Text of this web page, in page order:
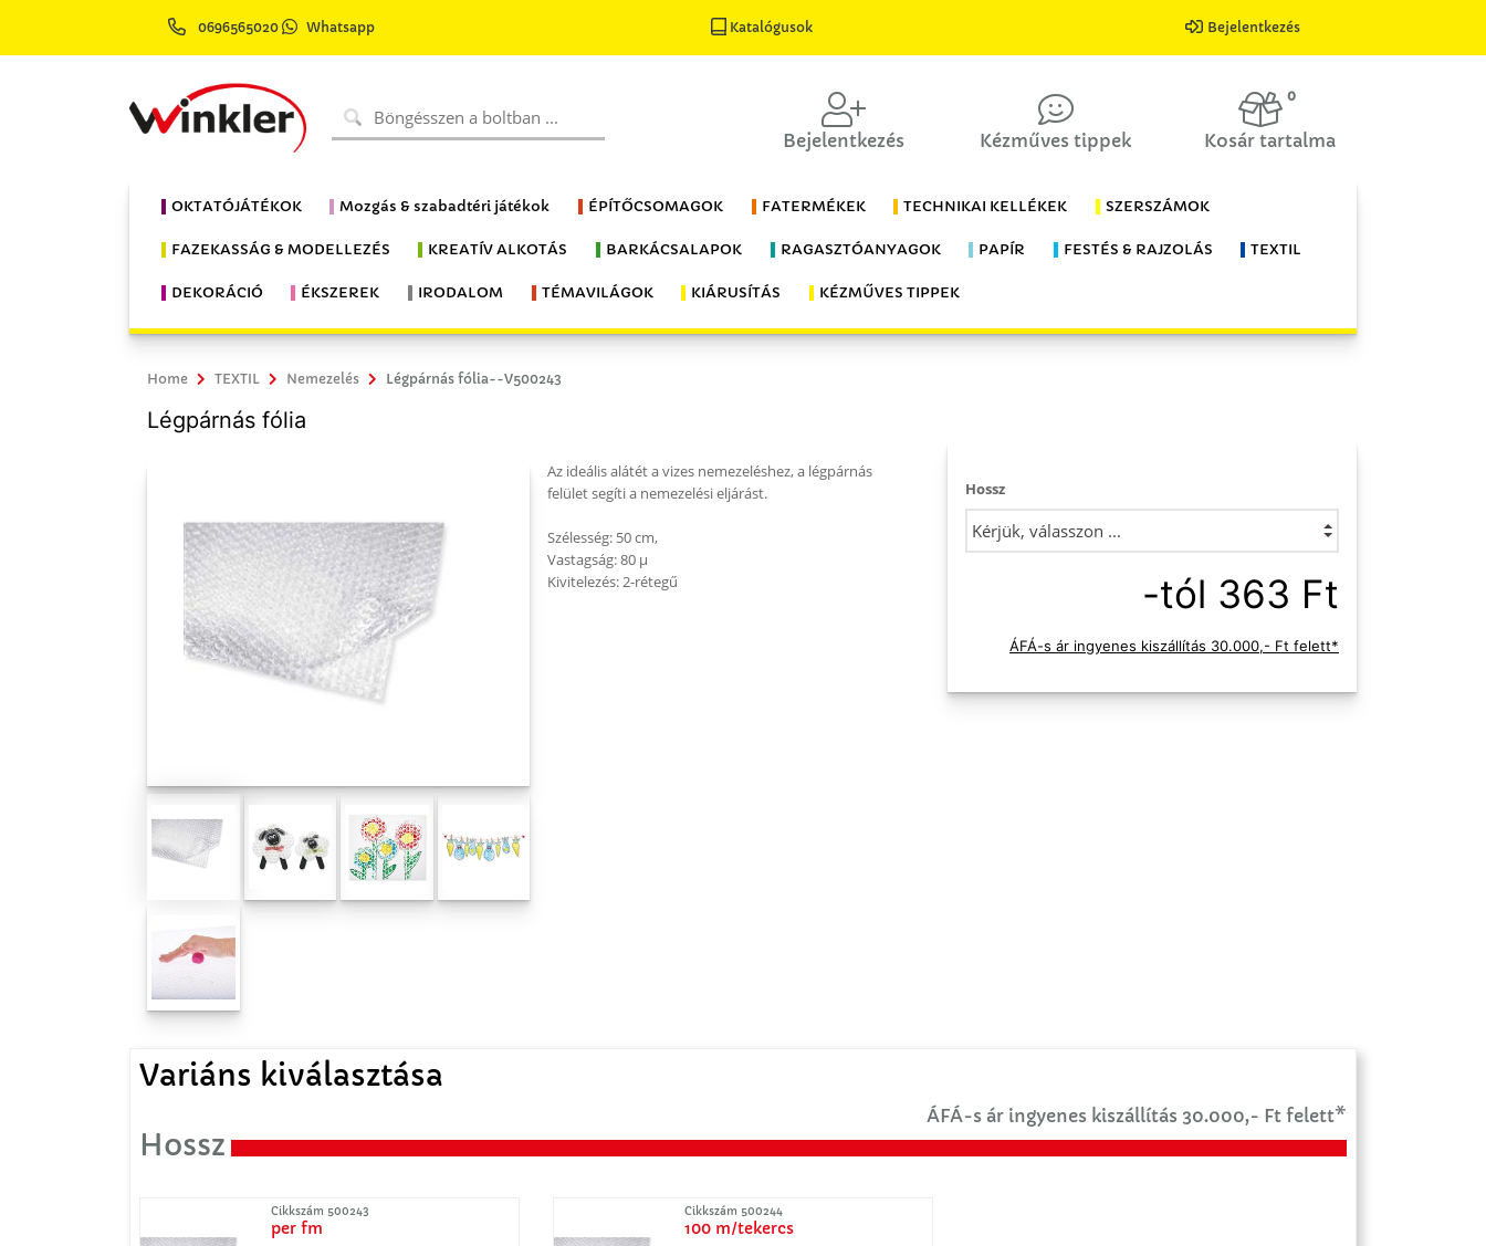
0696565020 Whatsapp Katalógusok Bejelentkezés
Bejelentkezés Kézműves tippek
0
Kosár tartalma
OKTATÓJÁTÉKOK Mozgás & szabadtéri játékok ÉPÍTŐCSOMAGOK FATERMÉKEK TECHNIKAI KELLÉKEK SZERSZÁMOK
FAZEKASSÁG & MODELLEZÉS KREATÍV ALKOTÁS BARKÁCSALAPOK RAGASZTÓANYAGOK PAPÍR FESTÉS & RAJZOLÁS TEXTIL
DEKORÁCIÓ ÉKSZEREK IRODALOM TÉMAVILÁGOK KIÁRUSÍTÁS KÉZMŰVES TIPPEK
Home TEXTIL Nemezelés Légpárnás fólia--V500243
Légpárnás fólia
Az ideális alátét a vizes nemezeléshez, a légpárnás
felület segíti a nemezelési eljárást.
Szélesség: 50 cm,
Vastagság: 80 µ
Kivitelezés: 2-rétegű
Hossz
-tól 363 Ft
ÁFÁ-s ár ingyenes kiszállítás 30.000,- Ft felett*
Variáns kiválasztása
ÁFÁ-s ár ingyenes kiszállítás 30.000,- Ft felett*
Hossz
Cikkszám 500243
per fm
Cikkszám 500244
100 m/tekercs